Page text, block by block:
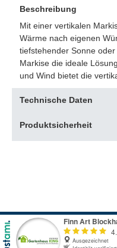
Beschreibung
Mit einer vertikalen
Wärme nach eigenen
tiefstehender Sonne
Markise die ideale
und Wind bietet die
Technische Daten
Produktsicherheit